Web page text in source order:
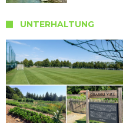
UNTERHALTUNG